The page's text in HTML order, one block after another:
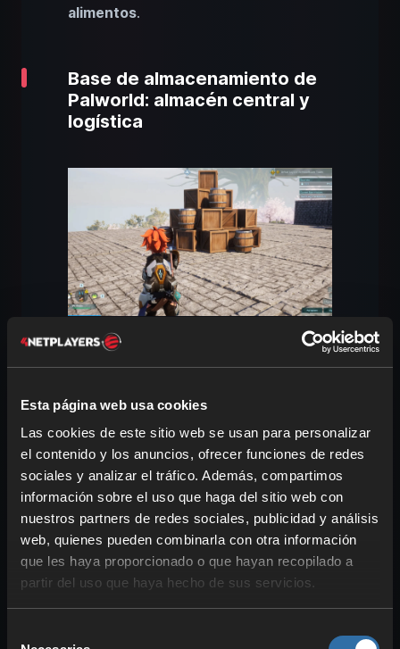
Esta página web usa cookies
Las cookies de este sitio web se usan para personalizar
el contenido y los anuncios, ofrecer funciones de redes
sociales y analizar el tráfico. Además, compartimos
información sobre el uso que haga del sitio web con
nuestros partners de redes sociales, publicidad y análisis
web, quienes pueden combinarla con otra información
que les haya proporcionado o que hayan recopilado a
partir del uso que haya hecho de sus servicios.
alimentos.
Base de almacenamiento de
Palworld: almacén central y
logística
Por supuesto, también necesitas un lugar
donde guardar todo lo que recolectas. A
almacén centraltampoco es mala idea.
A partir del
nivel 41deberías invertir en el
cofre del gremio
, ya que te permite
transportar objetos entre todas tus
bases. Un almacén así es más útil para
recursos que no necesitas en la
producción diaria, sino que prefieres
almacenar temporalmenteyguardar